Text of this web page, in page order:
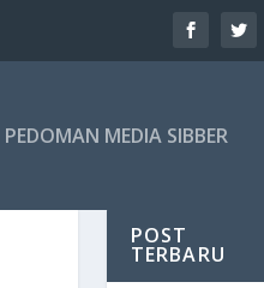
PEDOMAN MEDIA SIBBER
POST
TERBARU